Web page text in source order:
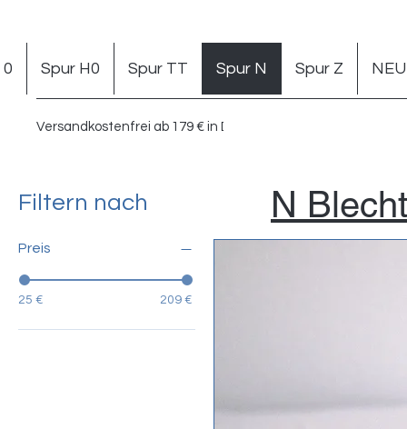
Versandkostenfrei ab 179 € in DE
0 Spur H0 Spur TT Spur N Spur Z
Filtern nach
Preis
25 € 209 €
N